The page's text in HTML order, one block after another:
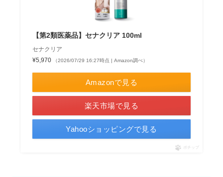
【第2類医薬品】セナクリア 100ml
セナクリア
¥5,970
（2026/07/29 16:27時点 | Amazon調べ）
Amazonで見る
楽天市場で見る
Yahooショッピングで見る
ポチップ